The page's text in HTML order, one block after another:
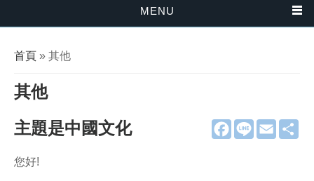
MENU
您在這裡
首頁 » 其他
其他
F
a
L
E
m
主題是中國文化
您好!